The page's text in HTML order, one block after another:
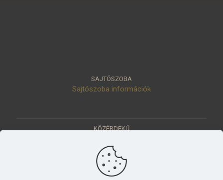
SAJTÓSZOBA
Sajtószoba információk
KÖZÉRDEKŰ
Értéktár
Pályázatok